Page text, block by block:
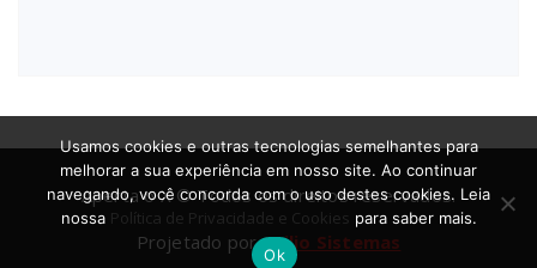
Aperta o X © Todos os direitos reservados.
Projetado porAtilio Sistemas
Usamos cookies e outras tecnologias semelhantes para
melhorar a sua experiência em nosso site. Ao continuar
navegando, você concorda com o uso destes cookies. Leia
nossa Política de Privacidade e Cookies para saber mais.
Ok